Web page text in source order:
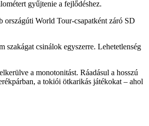
gyűjtenie a fejlődéshez.
országúti World Tour-csapatként záró SD
csinálok egyszerre. Lehetetlenség
a monotonitást. Ráadásul a hosszú
a tokiói ötkarikás játékokat – ahol